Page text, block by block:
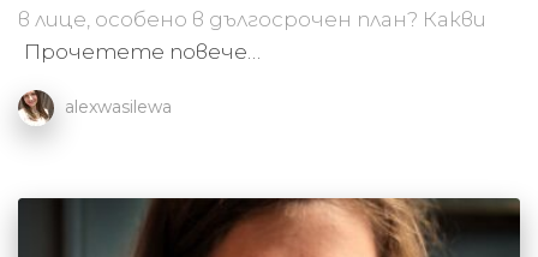
в лице, особено в дългосрочен план? Какви
Прочетете повече…
alexwasilewa